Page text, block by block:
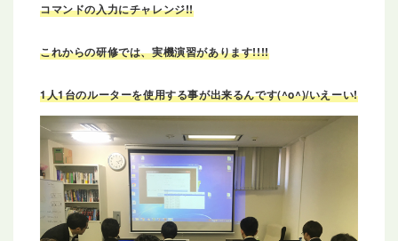
コマンドの入力にチャレンジ!!
これからの研修では、実機演習があります!!!!
1人1台のルーターを使用する事が出来るんです(^o^)/いえーい!